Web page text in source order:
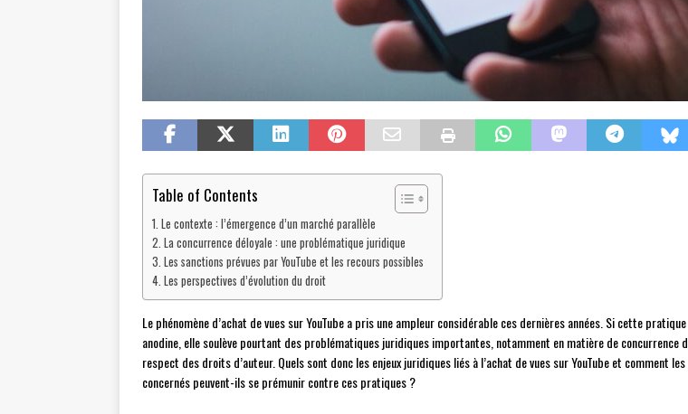
Table of Contents
Le contexte : l’émergence d’un marché parallèle
La concurrence déloyale : une problématique juridique
Les sanctions prévues par YouTube et les recours possibles
Les perspectives d’évolution du droit
Le phénomène d’achat de vues sur YouTube a pris une ampleur considérable ces dernières années. Si cette
anodine, elle soulève pourtant des problématiques juridiques importantes, notamment en matière de concurrence
respect des droits d’auteur. Quels sont donc les enjeux juridiques liés à l’achat de vues sur YouTube et comment
concernés peuvent-ils se prémunir contre ces pratiques ?